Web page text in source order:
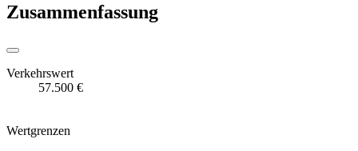
Zusammenfassung
Verkehrswert
57.500 €
Wertgrenzen